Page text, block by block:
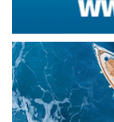
2002,
Gulet
2008,